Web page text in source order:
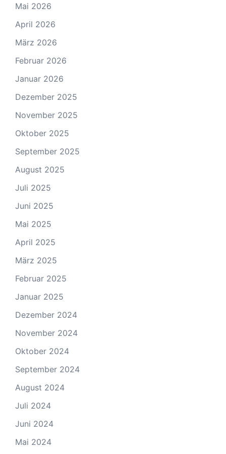
Mai 2026
April 2026
März 2026
Februar 2026
Januar 2026
Dezember 2025
November 2025
Oktober 2025
September 2025
August 2025
Juli 2025
Juni 2025
Mai 2025
April 2025
März 2025
Februar 2025
Januar 2025
Dezember 2024
November 2024
Oktober 2024
September 2024
August 2024
Juli 2024
Juni 2024
Mai 2024